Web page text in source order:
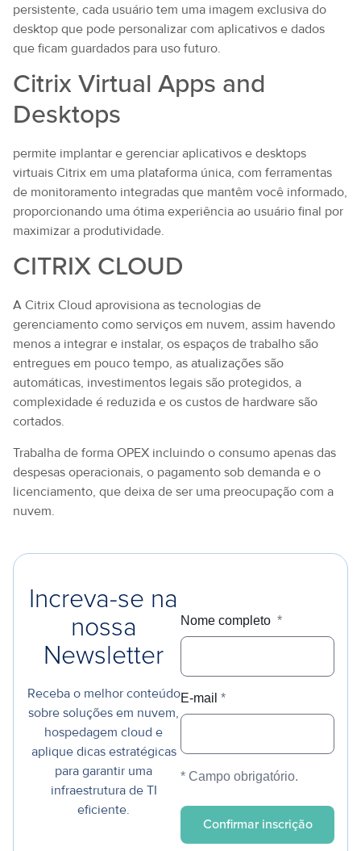
persistente, cada usuário tem uma imagem exclusiva do
desktop que pode personalizar com aplicativos e dados
que ficam guardados para uso futuro.
Citrix Virtual Apps and
Desktops
permite implantar e gerenciar aplicativos e desktops
virtuais Citrix em uma plataforma única, com ferramentas
de monitoramento integradas que mantêm você informado,
proporcionando uma ótima experiência ao usuário final por
maximizar a produtividade.
CITRIX CLOUD
A Citrix Cloud aprovisiona as tecnologias de
gerenciamento como serviços em nuvem, assim havendo
menos a integrar e instalar, os espaços de trabalho são
entregues em pouco tempo, as atualizações são
automáticas, investimentos legais são protegidos, a
complexidade é reduzida e os custos de hardware são
cortados.
Trabalha de forma OPEX incluindo o consumo apenas das
despesas operacionais, o pagamento sob demanda e o
licenciamento, que deixa de ser uma preocupação com a
nuvem.
Increva-se na
nossa
Newsletter
Receba o melhor conteúdo
sobre soluções em nuvem,
hospedagem cloud e
aplique dicas estratégicas
para garantir uma
infraestrutura de TI
eficiente.
Nome completo *
E-mail *
* Campo obrigatório.